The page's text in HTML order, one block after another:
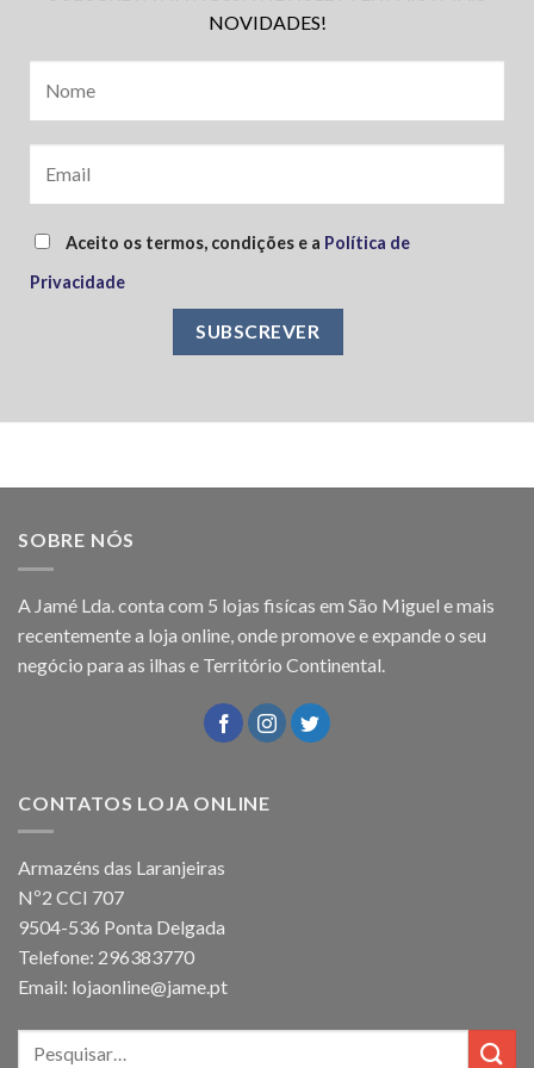
NOVIDADES!
Aceito os termos, condições e a Política de
Privacidade
SOBRE NÓS
A Jamé Lda. conta com 5 lojas fisícas em São Miguel e mais
recentemente a loja online, onde promove e expande o seu
negócio para as ilhas e Território Continental.
CONTATOS LOJA ONLINE
Armazéns das Laranjeiras
Nº2 CCI 707
9504-536 Ponta Delgada
Telefone: 296383770
Email: lojaonline@jame.pt